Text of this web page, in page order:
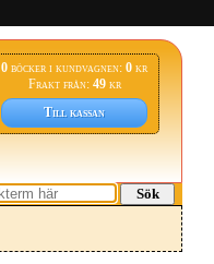
0 böcker i kundvagnen:0kr
Frakt från: 49kr
Till kassan
Sök